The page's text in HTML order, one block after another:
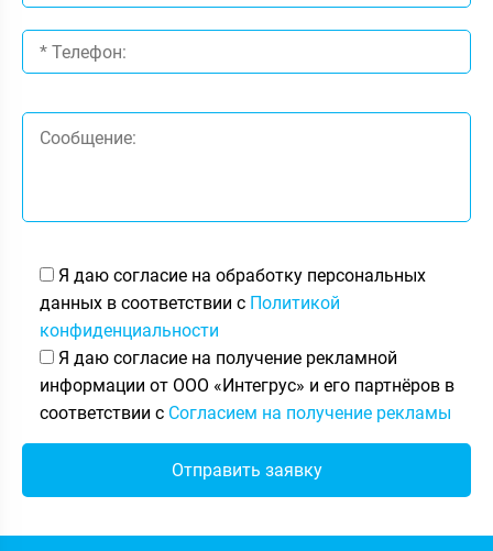
Я даю согласие на обработку персональных
данных в соответствии с Политикой
конфиденциальности
Я даю согласие на получение рекламной
информации от ООО «Интегрус» и его партнёров в
соответствии с Согласием на получение рекламы